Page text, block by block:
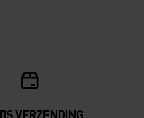
VERZENDING​​​​​​​​​​​​​​